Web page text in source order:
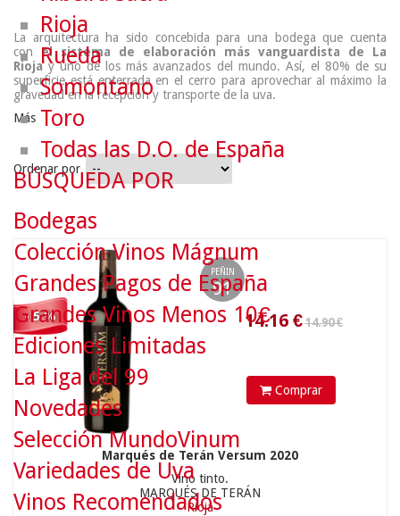
La arquitectura ha sido concebida para una bodega que cuenta
con el sistema de elaboración más vanguardista de La
Riojay uno de los más avanzados del mundo. Así, el 80% de su
superficie está enterrada en el cerro para aprovechar al máximo la
gravedad en la recepción y transporte de la uva.
Más
Ordenar por
- 5 %
PEÑIN
91
14.16
Comprar
Marqués de Terán Versum 2020
Vino tinto.
MARQUÉS DE TERÁN
Rioja
14.50 €
Rioja
Rueda
Somontano
Toro
Todas las D.O. de España
BÚSQUEDA POR
Bodegas
Colección Vinos Mágnum
Grandes Pagos de España
Grandes Vinos Menos 10€
Ediciones Limitadas
La Liga del 99
Novedades
Selección MundoVinum
Variedades de Uva
Vinos Recomendados